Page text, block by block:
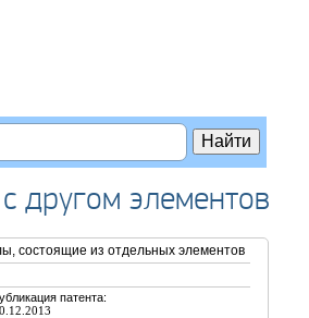
другом элементов
состоящие из отдельных элементов
патента: